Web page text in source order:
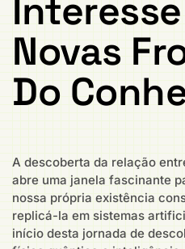
Novas
Do
A descoberta da relação
abre uma janela fascinante
nossa própria existência
replicá-la em sistemas
início desta jornada de